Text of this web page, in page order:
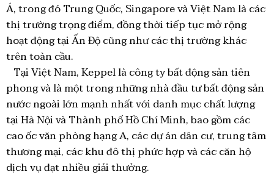
Á, trong đó Trung Quốc, Singapore và Việt Nam là các
thị trường trọng điểm, đồng thời tiếp tục mở rộng
hoạt động tại Ấn Độ cũng như các thị trường khác
trên toàn cầu.
Tại Việt Nam, Keppel là công ty bất động sản tiên
phong và là một trong những nhà đầu tư bất động sản
nước ngoài lớn mạnh nhất với danh mục chất lượng
tại Hà Nội và Thành phố Hồ Chí Minh, bao gồm các
cao ốc văn phòng hạng A, các dự án dân cư, trung tâm
thương mại, các khu đô thị phức hợp và các căn hộ
dịch vụ đạt nhiều giải thưởng.